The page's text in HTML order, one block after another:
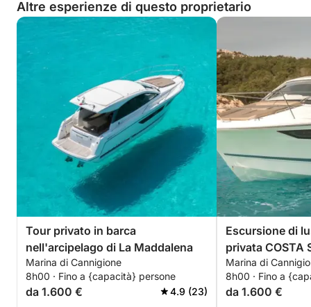
Altre esperienze di questo proprietario
Tour privato in barca
nell'arcipelago di La Maddalena
Marina di Cannigione
8h00 · Fino a {capacità} persone
da 1.600 € 4.9 (23)
Escursione di
privata COSTA
Marina di
8h00 · Fino a
da 1.600 €